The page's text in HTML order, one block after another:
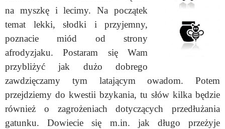
na myszkę i lecimy. Na początek
temat lekki, słodki i przyjemny,
poznacie miód od strony
afrodyzjaku. Postaram się Wam
przybliżyć jak dużo dobrego
zawdzięczamy tym latającym owadom. Potem
przejdziemy do kwestii bzykania, tu słów kilka będzie
również o zagrożeniach dotyczących przedłużania
gatunku. Dowiecie się m.in. jak długo przeżyje